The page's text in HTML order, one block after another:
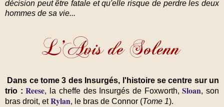
décision peut être fatale et qu'elle risque de perdre les deux
hommes de sa vie...
Dans ce tome 3 des Insurgés, l'histoire se centre sur un
trio : Reese, la cheffe des Insurgés de Foxworth,Sloan, son
bras droit, etRylan, le bras de Connor (Tome 1).